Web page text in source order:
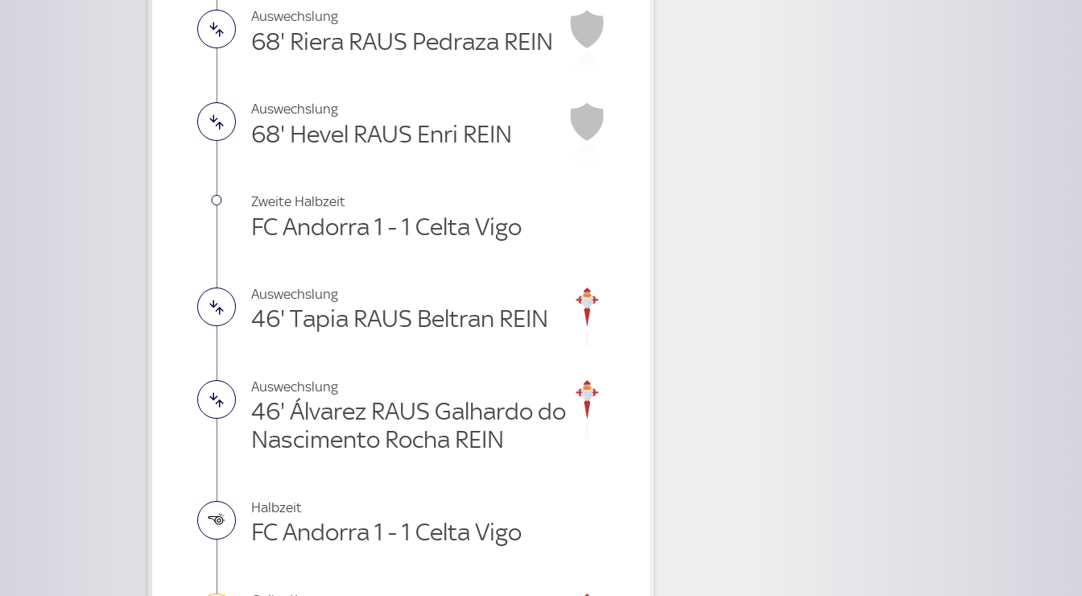
Auswechslung
68' Riera RAUS Pedraza REIN
Auswechslung
68' Hevel RAUS Enri REIN
Zweite Halbzeit
FC Andorra 1 - 1 Celta Vigo
Auswechslung
46' Tapia RAUS Beltran REIN
Auswechslung
46' Álvarez RAUS Galhardo do
Nascimento Rocha REIN
Halbzeit
FC Andorra 1 - 1 Celta Vigo